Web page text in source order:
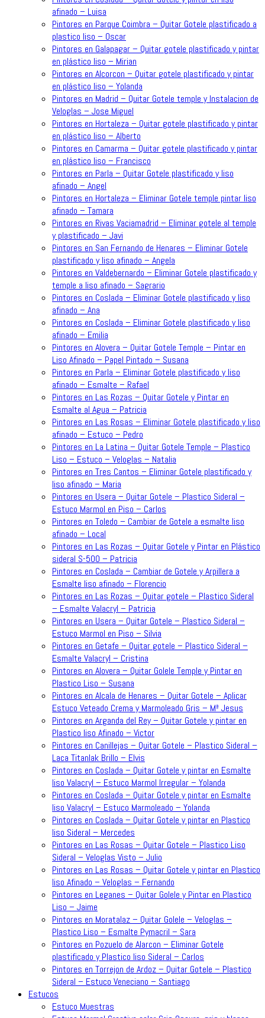
afinado – Luisa
Pintores en Parque Coimbra – Quitar Gotele plastificado a
plastico liso – Oscar
Pintores en Galapagar – Quitar gotele plastificado y pintar
en plástico liso – Mirian
Pintores en Alcorcon – Quitar gotele plastificado y pintar
en plástico liso – Yolanda
Pintores en Madrid – Quitar Gotele temple y Instalacion de
Veloglas – Jose Miguel
Pintores en Hortaleza – Quitar gotele plastificado y pintar
en plástico liso – Alberto
Pintores en Camarma – Quitar gotele plastificado y pintar
en plástico liso – Francisco
Pintores en Parla – Quitar Gotele plastificado y liso
afinado – Angel
Pintores en Hortaleza – Eliminar Gotele temple pintar liso
afinado – Tamara
Pintores en Rivas Vaciamadrid – Eliminar gotele al temple
y plastificado – Javi
Pintores en San Fernando de Henares – Eliminar Gotele
plastificado y liso afinado – Angela
Pintores en Valdebernardo – Eliminar Gotele plastificado y
temple a liso afinado – Sagrario
Pintores en Coslada – Eliminar Gotele plastificado y liso
afinado – Ana
Pintores en Coslada – Eliminar Gotele plastificado y liso
afinado – Emilia
Pintores en Alovera – Quitar Gotele Temple – Pintar en
Liso Afinado – Papel Pintado – Susana
Pintores en Parla – Eliminar Gotele plastificado y liso
afinado – Esmalte – Rafael
Pintores en Las Rozas – Quitar Gotele y Pintar en
Esmalte al Agua – Patricia
Pintores en Las Rosas – Eliminar Gotele plastificado y liso
afinado – Estuco – Pedro
Pintores en La Latina – Quitar Gotele Temple – Plastico
Liso – Estuco – Veloglas – Natalia
Pintores en Tres Cantos – Eliminar Gotele plastificado y
liso afinado – Maria
Pintores en Usera – Quitar Gotele – Plastico Sideral –
Estuco Marmol en Piso – Carlos
Pintores en Toledo – Cambiar de Gotele a esmalte liso
afinado – Local
Pintores en Las Rozas – Quitar Gotele y Pintar en Plástico
sideral S-500 – Patricia
Pintores en Coslada – Cambiar de Gotele y Arpillera a
Esmalte liso afinado – Florencio
Pintores en Las Rozas – Quitar gotele – Plastico Sideral
– Esmalte Valacryl – Patricia
Pintores en Usera – Quitar Gotele – Plastico Sideral –
Estuco Marmol en Piso – Silvia
Pintores en Getafe – Quitar gotele – Plastico Sideral –
Esmalte Valacryl – Cristina
Pintores en Alovera – Quitar Golele Temple y Pintar en
Plastico Liso – Susana
Pintores en Alcala de Henares – Quitar Gotele – Aplicar
Estuco Veteado Crema y Marmoleado Gris – Mª Jesus
Pintores en Arganda del Rey – Quitar Gotele y pintar en
Plastico liso Afinado – Victor
Pintores en Canillejas – Quitar Gotele – Plastico Sideral –
Laca Titanlak Brillo – Elvis
Pintores en Coslada – Quitar Gotele y pintar en Esmalte
liso Valacryl – Estuco Marmol Irregular – Yolanda
Pintores en Coslada – Quitar Gotele y pintar en Esmalte
liso Valacryl – Estuco Marmoleado – Yolanda
Pintores en Coslada – Quitar Gotele y pintar en Plastico
liso Sideral – Mercedes
Pintores en Las Rosas – Quitar Gotele – Plastico Liso
Sideral – Veloglas Visto – Julio
Pintores en Las Rosas – Quitar Gotele y pintar en Plastico
liso Afinado – Veloglas – Fernando
Pintores en Leganes – Quitar Golele y Pintar en Plastico
Liso – Jaime
Pintores en Moratalaz – Quitar Golele – Veloglas –
Plastico Liso – Esmalte Pymacril – Sara
Pintores en Pozuelo de Alarcon – Eliminar Gotele
plastificado y Plastico liso Sideral – Carlos
Pintores en Torrejon de Ardoz – Quitar Gotele – Plastico
Sideral – Estuco Veneciano – Santiago
Estucos
Estuco Muestras